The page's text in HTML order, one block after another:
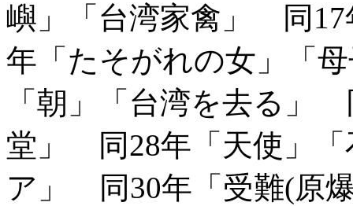
嶼」「台湾家禽」 同
年「たそがれの女」「
「朝」「台湾を去る
堂」 同28年「天使」
ア」 同30年「受難(原